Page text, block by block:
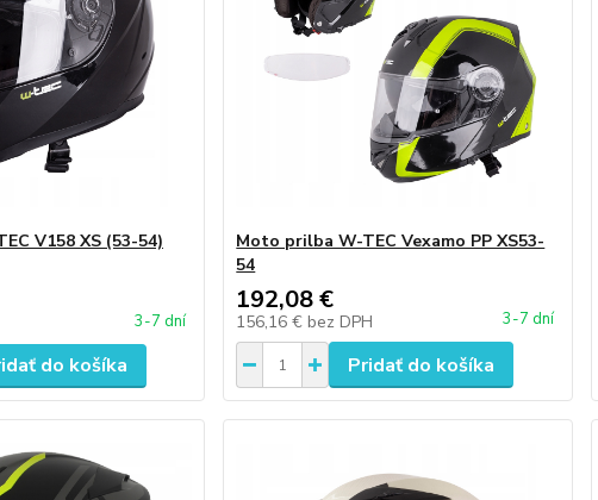
V158 XS (53-54)
3-7 dní
do košíka
Moto prilba W-TEC Vexamo PP XS53-
54
192,08 €
156,16 € bez DPH 3-7 dní
Pridať do košíka